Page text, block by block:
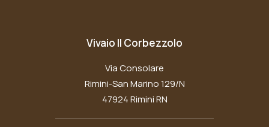
Vivaio Il Corbezzolo
Via Consolare
Rimini-San Marino 129/N
47924 Rimini RN